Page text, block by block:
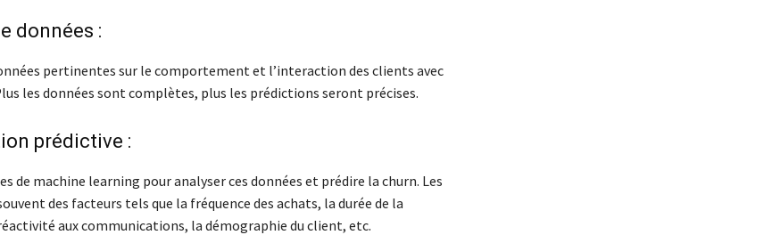
données :
pertinentes sur le comportement et l’interaction des clients avec
les données sont complètes, plus les prédictions seront précises.
prédictive :
de machine learning pour analyser ces données et prédire la churn. Les
des facteurs tels que la fréquence des achats, la durée de la
aux communications, la démographie du client, etc.